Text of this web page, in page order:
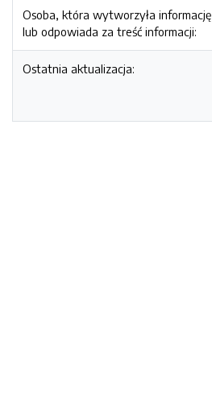
Osoba, która wytworzyła informację
lub odpowiada za treść informacji:
Ostatnia aktualizacja: